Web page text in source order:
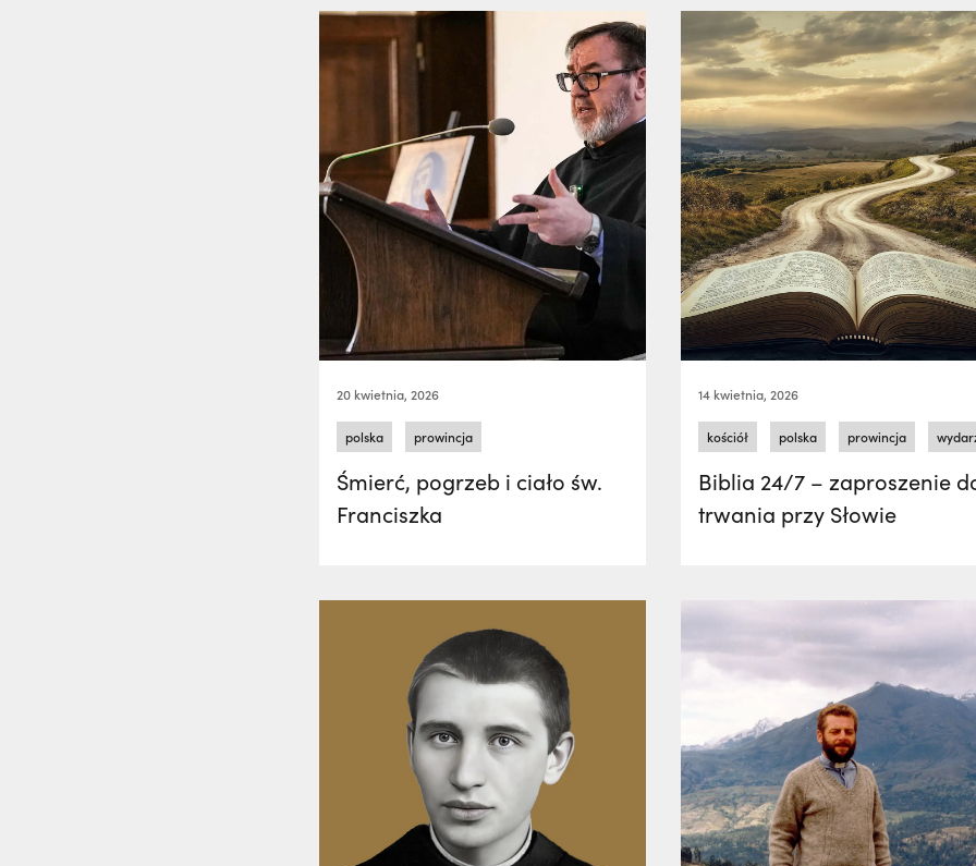
20 kwietnia, 2026
polska prowincja
Śmierć, pogrzeb i ciało św.
Franciszka
14 kwietnia, 2026
kościół polska prowincja
Biblia 24/7 – zaproszenie
trwania przy Słowie